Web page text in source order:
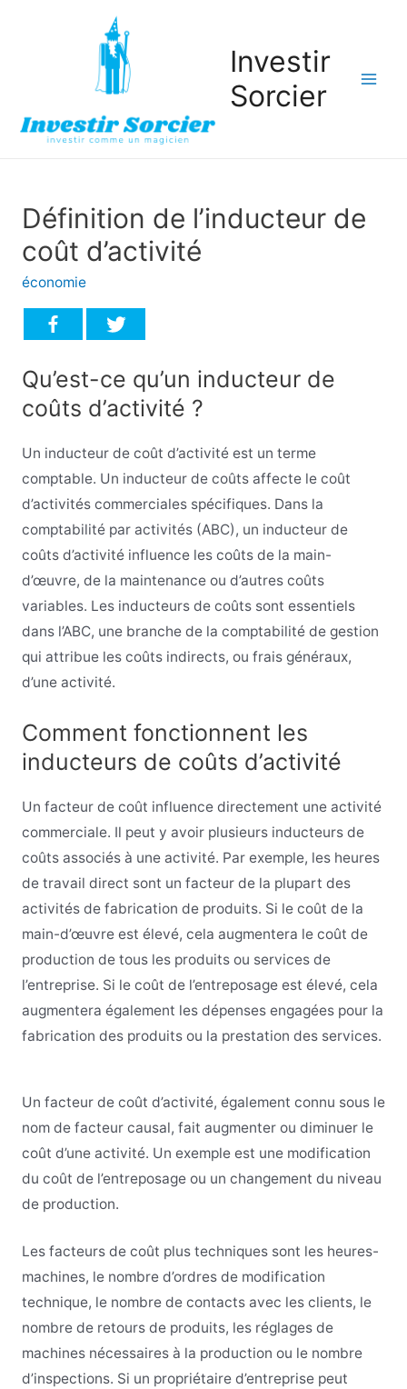
Investir
Sorcier
Définition de l’inducteur de
coût d’activité
économie
Qu’est-ce qu’un inducteur de
coûts d’activité ?
Un inducteur de coût d’activité est un terme
comptable. Un inducteur de coûts affecte le coût
d’activités commerciales spécifiques. Dans la
comptabilité par activités (ABC), un inducteur de
coûts d’activité influence les coûts de la main-
d’œuvre, de la maintenance ou d’autres coûts
variables. Les inducteurs de coûts sont essentiels
dans l’ABC, une branche de la comptabilité de gestion
qui attribue les coûts indirects, ou frais généraux,
d’une activité.
Comment fonctionnent les
inducteurs de coûts d’activité
Un facteur de coût influence directement une activité
commerciale. Il peut y avoir plusieurs inducteurs de
coûts associés à une activité. Par exemple, les heures
de travail direct sont un facteur de la plupart des
activités de fabrication de produits. Si le coût de la
main-d’œuvre est élevé, cela augmentera le coût de
production de tous les produits ou services de
l’entreprise. Si le coût de l’entreposage est élevé, cela
augmentera également les dépenses engagées pour la
fabrication des produits ou la prestation des services.
Un facteur de coût d’activité, également connu sous le
nom de facteur causal, fait augmenter ou diminuer le
coût d’une activité. Un exemple est une modification
du coût de l’entreposage ou un changement du niveau
de production.
Les facteurs de coût plus techniques sont les heures-
machines, le nombre d’ordres de modification
technique, le nombre de contacts avec les clients, le
nombre de retours de produits, les réglages de
machines nécessaires à la production ou le nombre
d’inspections. Si un propriétaire d’entreprise peut